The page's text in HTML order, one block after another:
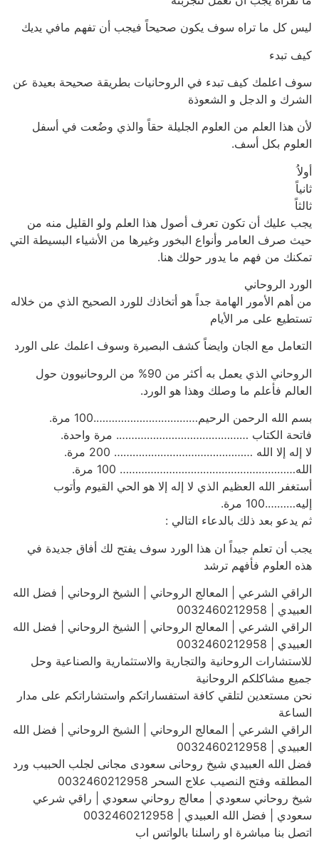
ليس كل ما تراه سوف يكون صحيحاً فيجب أن تفهم مافي يديك
كيف تبدء
سوف اعلمك كيف تبدء في الروحانيات بطريقة صحيحة بعيدة عن
الشرك و الدجل و الشعوذة
لأن هذا العلم من العلوم الجليلة حقاً والذي وضُعت في أسفل
العلوم بكل أسف.
أولاُ
ثانياً
ثالثاً
يجب عليك أن تكون تعرف أصول هذا العلم ولو القليل منه من
حيث صرف العامر وأنواع البخور وغيرها من الأشياء البسيطة التي
تمكنك من فهم ما يدور حولك هنا.
الورد الروحاني
من أهم الأمور الهامة جداً هو أتخاذك للورد الصحيح الذي من خلاله
تستطيع على مر الأيام
التعامل مع الجان وايضاً كشف البصيرة وسوف اعلمك على الورد
الروحاني الذي يعمل به أكثر من 90% من الروحانيوون حول
العالم فأعلم ما وصلك وهذا هو الورد.
بسم الله الرحمن الرحيم…………………………….100 مرة.
فاتحة الكتاب ……………………………………. مرة واحدة.
لا إله إلا الله ……………………………………… 200 مرة.
الله………………………………………………… 100 مرة.
أستغفر الله العظيم الذي لا إله إلا هو الحي القيوم وأتوب
إليه……….100 مرة.
ثم يدعو بعد ذلك بالدعاء التالي :
يجب أن تعلم جيداً ان هذا الورد سوف يفتح لك أفاق جديدة في
هذه العلوم فأفهم ترشد
الراقي الشرعي | المعالج الروحاني | الشيخ الروحاني | فضل الله
العبيدي | 0032460212958
الراقي الشرعي | المعالج الروحاني | الشيخ الروحاني | فضل الله
العبيدي | 0032460212958
للاستشارات الروحانية والتجارية والاستثمارية والصناعية وحل
جميع مشاكلكم الروحانية
نحن مستعدين لتلقي كافة استفساراتكم واستشاراتكم على مدار
الساعة
الراقي الشرعي | المعالج الروحاني | الشيخ الروحاني | فضل الله
العبيدي | 0032460212958
فضل الله العبيدي شيخ روحانى سعودى مجانى لجلب الحبيب ورد
المطلقه وفتح النصيب علاج السحر 0032460212958
شيخ روحاني سعودي | معالج روحاني سعودي | راقي شرعي
سعودي | فضل الله العبيدي | 0032460212958
اتصل بنا مباشرة او راسلنا بالواتس اب